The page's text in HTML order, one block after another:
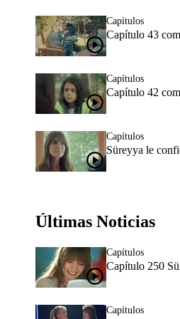
Capítulos
Capítulo 43
Capítulos
Capítulo 42
Capítulos
Süreyya le
Últimas Noticias
Capítulos
Capítulo 250
Capítulos